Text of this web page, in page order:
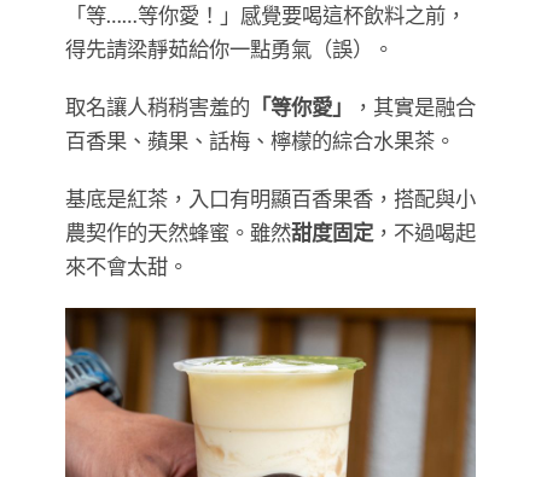
「等……等你愛！」感覺要喝這杯飲料之前，
得先請梁靜茹給你一點勇氣（誤）。
取名讓人稍稍害羞的 「等你愛」
，其實是融合
百香果、蘋果、話梅、檸檬的綜合水果茶。
基底是紅茶，入口有明顯百香果香，搭配與小
農契作的天然蜂蜜。雖然甜度固定 ，不過喝起
來不會太甜。